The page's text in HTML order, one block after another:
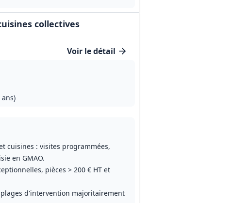
collectives
Voir le détail
cuisines : visites programmées,
en GMAO.
pièces > 200 € HT et
d'intervention majoritairement